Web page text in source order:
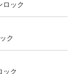
ロック
ク
ック